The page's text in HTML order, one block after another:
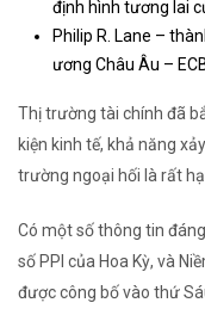
định hình tương lai
Philip R. Lane –
ương Châu Âu –
Thị trường tài chính đã
kiện kinh tế, khả năng
trường ngoại hối là rất
Có một số thông tin
số PPI của Hoa Kỳ, và
được công bố vào thứ